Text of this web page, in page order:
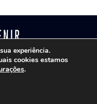
Advocacia. Todos os
por
experiência.
cookies estamos
.